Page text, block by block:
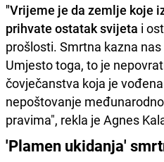
"Vrijeme je da zemlje koje
prihvate ostatak svijeta i
prošlosti. Smrtna kazna
Umjesto toga, to je
čovječanstva koja je
nepoštovanje
pravima", rekla je Agnes
'Plamen ukidanja'